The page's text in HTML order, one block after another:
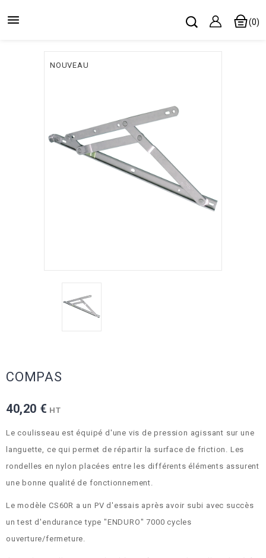
 (0)
NOUVEAU
COMPAS
40,20 € HT
Le coulisseau est équipé d'une vis de pression agissant sur une
languette, ce qui permet de répartir la surface de friction. Les
rondelles en nylon placées entre les différents éléments assurent
une bonne qualité de fonctionnement.
Le modèle CS60R a un PV d'essais après avoir subi avec succès
un test d'endurance type "ENDURO" 7000 cycles
ouverture/fermeture.